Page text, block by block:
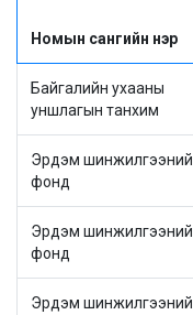
Номын сангийн нэр
Байгалийн ухааны
уншлагын танхим
Эрдэм шинжилгээний
фонд
Эрдэм шинжилгээний
фонд
Эрдэм шинжилгээний